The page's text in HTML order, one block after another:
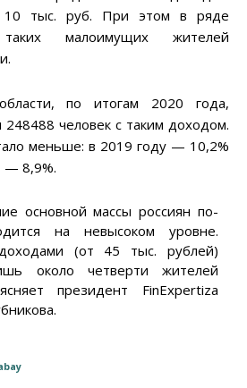
10 тыс. руб. При этом в ряде
малоимущих жителей
по итогам 2020 года,
248488 человек с таким доходом.
меньше: в 2019 году — 10,2%
— 8,9%.
основной массы россиян по-
на невысоком уровне.
(от 45 тыс. рублей)
около четверти жителей
президент FinExpertiza